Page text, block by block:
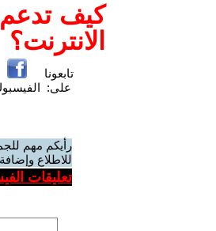
كيف
الانترنت؟
تابعونا
على:
رأيكم مهم
للاطلاع
تعليقات